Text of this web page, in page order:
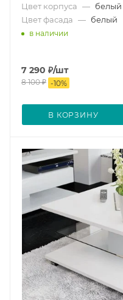
Цвет корпуса — белый
Цвет фасада — белый
в наличии
7 290 ₽/шт
8 100₽ -10%
В КОРЗИНУ